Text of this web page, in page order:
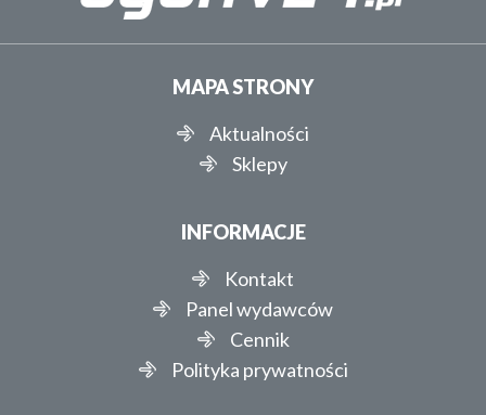
MAPA STRONY
Aktualności
Sklepy
INFORMACJE
Kontakt
Panel wydawców
Cennik
Polityka prywatności